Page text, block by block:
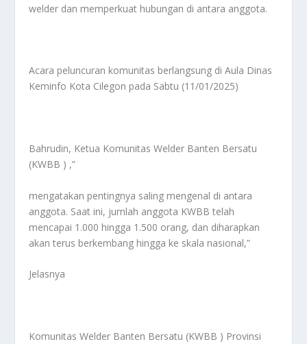
welder dan memperkuat hubungan di antara anggota.
Acara peluncuran komunitas berlangsung di Aula Dinas
Keminfo Kota Cilegon pada Sabtu (11/01/2025)
Bahrudin, Ketua Komunitas Welder Banten Bersatu
(KWBB ) ,”
mengatakan pentingnya saling mengenal di antara
anggota. Saat ini, jumlah anggota KWBB telah
mencapai 1.000 hingga 1.500 orang, dan diharapkan
akan terus berkembang hingga ke skala nasional,”
Jelasnya
Komunitas Welder Banten Bersatu (KWBB ) Provinsi